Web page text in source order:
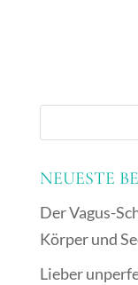
NEUESTE
Der Vagus-
Körper und
Lieber